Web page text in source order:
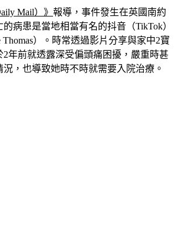
Mail）》 報導，事件發生在英國南約
病患是當地相當有名的抖音（TikTok）
Thomas）。時常透過影片分享與家中2寶
年前就透露深受偏頭痛困擾，嚴重時甚
，也導致她時不時就需要入院治療。